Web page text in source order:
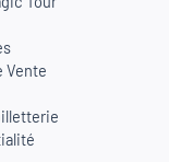
Vente